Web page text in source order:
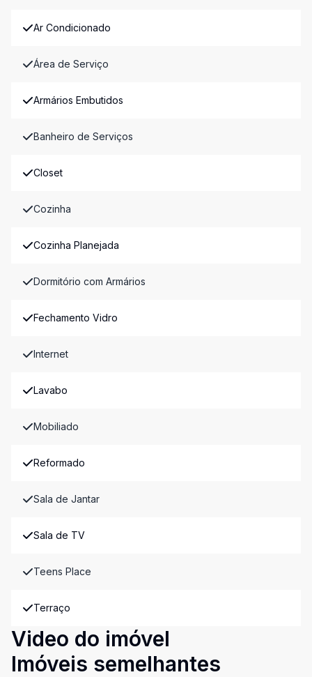
Ar Condicionado
Área de Serviço
Armários Embutidos
Banheiro de Serviços
Closet
Cozinha
Cozinha Planejada
Dormitório com Armários
Fechamento Vidro
Internet
Lavabo
Mobiliado
Reformado
Sala de Jantar
Sala de TV
Teens Place
Terraço
Video do imóvel
Imóveis semelhantes